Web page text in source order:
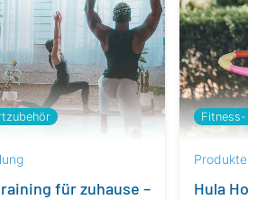
für zuhause –
Fitness- &
Hula